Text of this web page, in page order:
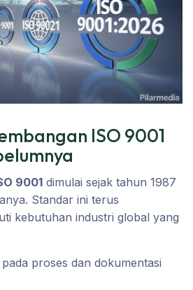
ISO 9001
9001 dimulai sejak tahun 1987
Standar ini terus
kebutuhan industri global yang
proses dan dokumentasi